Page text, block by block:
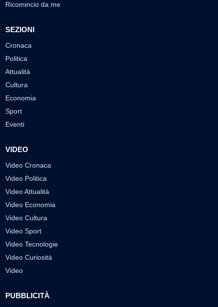
Ricomincio da me
SEZIONI
Cronaca
Politica
Attualità
Cultura
Economia
Sport
Eventi
VIDEO
Video Cronaca
Video Politica
Video Attualità
Video Economia
Video Cultura
Video Sport
Video Tecnologie
Video Curiosità
Video
PUBBLICITÀ